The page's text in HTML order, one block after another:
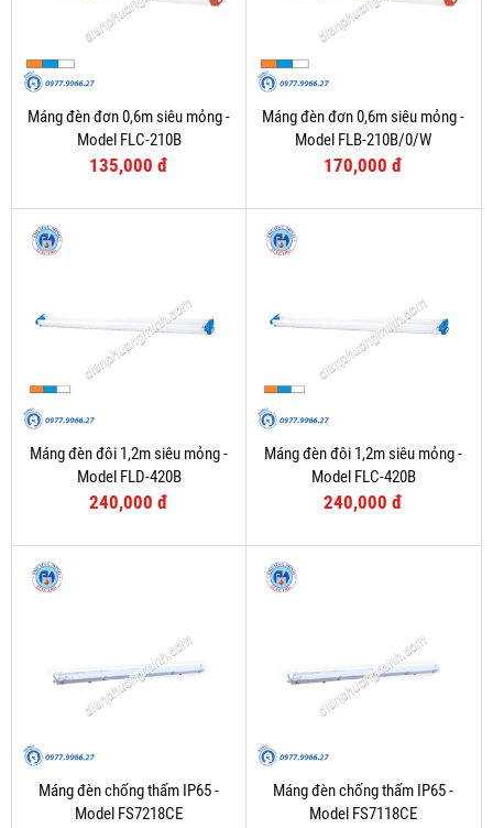
Máng đèn đơn 0,6m siêu mỏng -
Model FLC-210B
135,000 đ
Máng đèn đơn 0,6m siêu mỏng -
Model FLB-210B/0/W
170,000 đ
Máng đèn đôi 1,2m siêu mỏng -
Model FLD-420B
240,000 đ
Máng đèn đôi 1,2m siêu mỏng -
Model FLC-420B
240,000 đ
Máng đèn chống thấm IP65 -
Model FS7218CE
Máng đèn chống thấm IP65 -
Model FS7118CE